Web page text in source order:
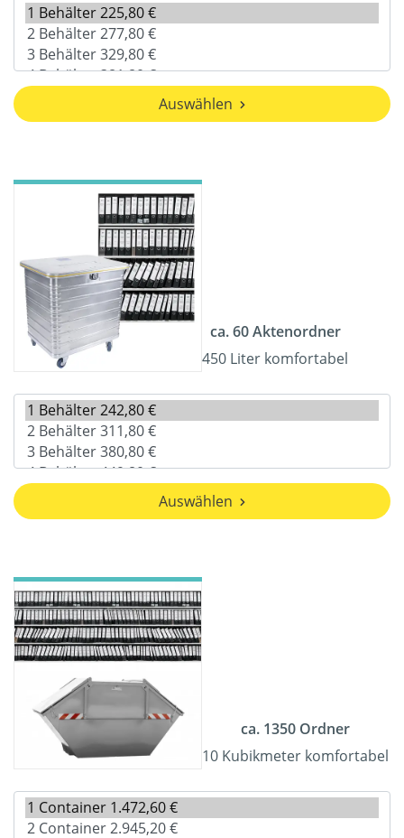
Auswählen
ca. 60 Aktenordner
450 Liter komfortabel
Auswählen
ca. 1350 Ordner
10 Kubikmeter komfortabel